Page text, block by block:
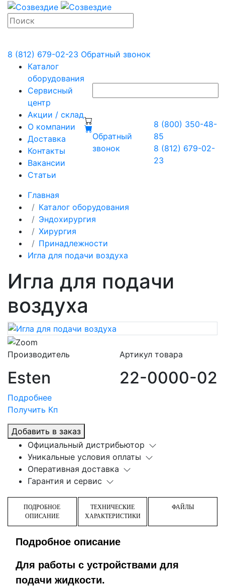
8 (812) 679-02-23 Обратный звонок
Каталог
оборудования
Сервисный
центр
Акции / склад
О компании
Доставка
Контакты
Вакансии
Статьи
Обратный
звонок
8 (800) 350-48-
85
8 (812) 679-02-
23
Главная
Каталог оборудования
Эндохирургия
Хирургия
Принадлежности
Игла для подачи воздуха
Игла для подачи
воздуха
Производитель
Esten
Артикул товара
22-0000-02
Подробнее
Получить Кп
Добавить в заказ
Официальный дистрибьютор
Уникальные условия оплаты
Оперативная доставка
Гарантия и сервис
ПОДРОБНОЕ
ОПИСАНИЕ
ТЕХНИЧЕСКИЕ
ХАРАКТЕРИСТИКИ
ФАЙЛЫ
Подробное описание
Для работы с устройствами для
подачи жидкости.